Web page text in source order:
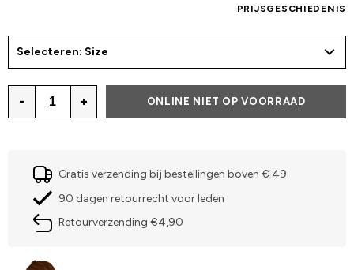
PRIJSGESCHIEDENIS
Selecteren: Size
- + ONLINE NIET OP VOORRAAD
Gratis verzending bij bestellingen boven € 49
90 dagen retourrecht voor leden
Retourverzending €4,90